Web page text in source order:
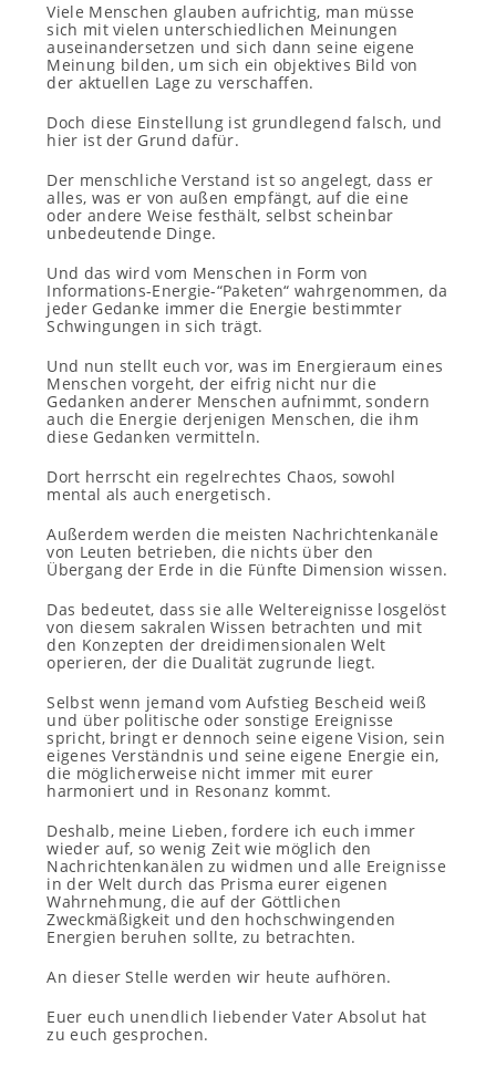
Viele Menschen glauben aufrichtig, man müsse
sich mit vielen unterschiedlichen Meinungen
auseinandersetzen und sich dann seine eigene
Meinung bilden, um sich ein objektives Bild von
der aktuellen Lage zu verschaffen.
Doch diese Einstellung ist grundlegend falsch, und
hier ist der Grund dafür.
Der menschliche Verstand ist so angelegt, dass er
alles, was er von außen empfängt, auf die eine
oder andere Weise festhält, selbst scheinbar
unbedeutende Dinge.
Und das wird vom Menschen in Form von
Informations-Energie-“Paketen“ wahrgenommen, da
jeder Gedanke immer die Energie bestimmter
Schwingungen in sich trägt.
Und nun stellt euch vor, was im Energieraum eines
Menschen vorgeht, der eifrig nicht nur die
Gedanken anderer Menschen aufnimmt, sondern
auch die Energie derjenigen Menschen, die ihm
diese Gedanken vermitteln.
Dort herrscht ein regelrechtes Chaos, sowohl
mental als auch energetisch.
Außerdem werden die meisten Nachrichtenkanäle
von Leuten betrieben, die nichts über den
Übergang der Erde in die Fünfte Dimension wissen.
Das bedeutet, dass sie alle Weltereignisse losgelöst
von diesem sakralen Wissen betrachten und mit
den Konzepten der dreidimensionalen Welt
operieren, der die Dualität zugrunde liegt.
Selbst wenn jemand vom Aufstieg Bescheid weiß
und über politische oder sonstige Ereignisse
spricht, bringt er dennoch seine eigene Vision, sein
eigenes Verständnis und seine eigene Energie ein,
die möglicherweise nicht immer mit eurer
harmoniert und in Resonanz kommt.
Deshalb, meine Lieben, fordere ich euch immer
wieder auf, so wenig Zeit wie möglich den
Nachrichtenkanälen zu widmen und alle Ereignisse
in der Welt durch das Prisma eurer eigenen
Wahrnehmung, die auf der Göttlichen
Zweckmäßigkeit und den hochschwingenden
Energien beruhen sollte, zu betrachten.
An dieser Stelle werden wir heute aufhören.
Euer euch unendlich liebender Vater Absolut hat
zu euch gesprochen.